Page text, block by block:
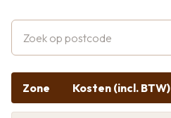
Zone Kosten (incl. BTW)